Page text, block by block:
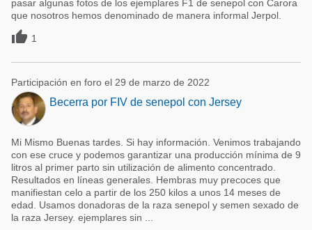
pasar algunas fotos de los ejemplares F1 de senepol con Carora
que nosotros hemos denominado de manera informal Jerpol.
 1
Participación en foro el 29 de marzo de 2022
Becerra por FIV de senepol con Jersey
Mi Mismo Buenas tardes. Si hay información. Venimos trabajando
con ese cruce y podemos garantizar una producción mínima de 9
litros al primer parto sin utilización de alimento concentrado.
Resultados en líneas generales. Hembras muy precoces que
manifiestan celo a partir de los 250 kilos a unos 14 meses de
edad. Usamos donadoras de la raza senepol y semen sexado de
la raza Jersey. ejemplares sin ...